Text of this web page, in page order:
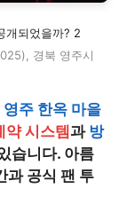
개되었을까? 2
경북 영주시
영주 한옥 마을
약 시스템과 방
습니다. 아름
과 공식 팬 투